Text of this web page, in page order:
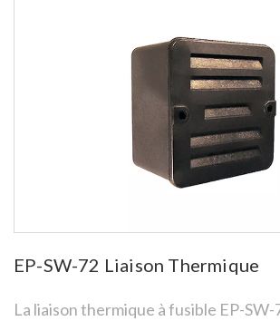
EP-SW-72 Liaison Thermique
La liaison thermique à fusible EP-